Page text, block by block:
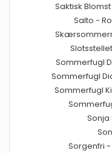
Saktisk
Salto -
Sommerfugl
Sommerfugl
Sommerfugl
Sonja
Sorgenfri